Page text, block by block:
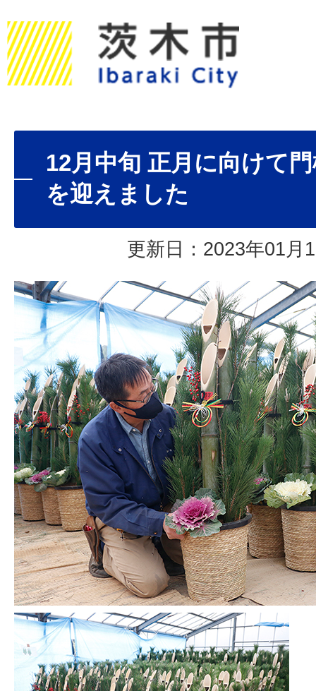
12月中旬 正月に向けて
を迎えました
更新日：2023年01月